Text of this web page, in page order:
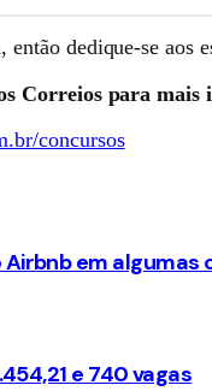
dedique-se aos
Correios para mais
concursos
em algumas
e 740 vagas